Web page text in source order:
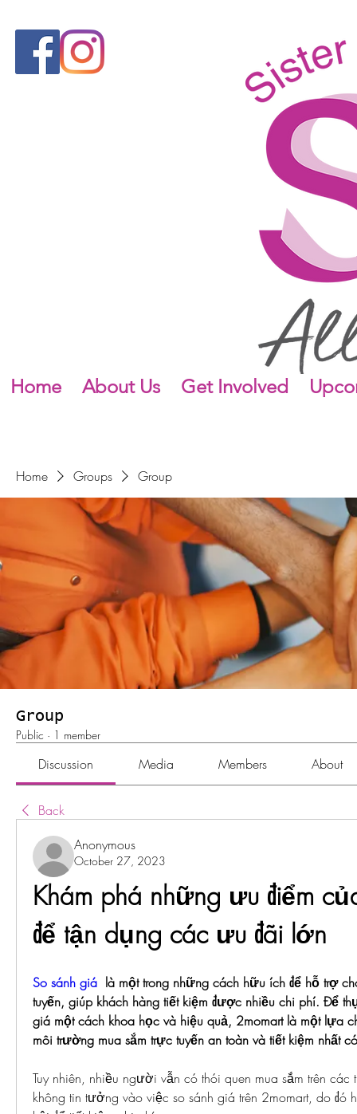
Home About Us Get Involved
Home Groups Group
Group
Public · 1 member
Discussion Media Members About
Back
Anonymous
October 27, 2023
Khám phá những ưu điểm
để tận dụng các ưu đãi lớn
So sánh giá
là một trong những cách hữu ích để hỗ trợ
tuyến, giúp khách hàng tiết kiệm được nhiều chi phí. Để
giá một cách khoa học và hiệu quả, 2momart là một lựa
môi trường mua sắm trực tuyến an toàn và tiết kiệm nhất
Tuy nhiên, nhiều người vẫn có thói quen mua sắm trên
không tin tưởng vào việc so sánh giá trên 2momart, do đó